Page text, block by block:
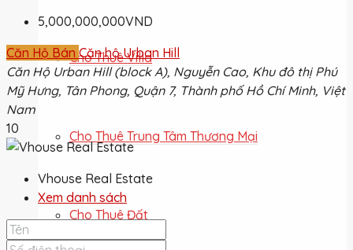
Cho Thuê Villa
Cho Thuê Trung Tâm Thương Mại
Cho Thuê Đất
5,000,000,000VND
Căn Hộ Bán Căn hộ Urban Hill
Căn Hộ Urban Hill (block A), Nguyễn Cao, Khu đô thị Phú
Mỹ Hưng, Tân Phong, Quận 7, Thành phố Hồ Chí Minh, Việt
Nam
10
Vhouse Real Estate
Xem danh sách